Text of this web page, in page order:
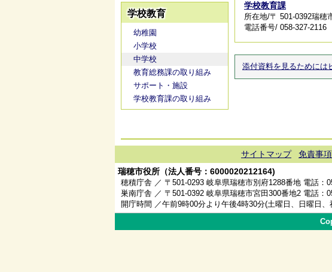
学校教育
幼稚園
小学校
中学校
教育総務課の取り組み
サポート・施設
学校教育課の取り組み
学校教育課
所在地/〒 501-0392瑞穂
電話番号/ 058-327-2116
添付資料を見るためには
サイトマップ 免責事
瑞穂市役所（法人番号：6000020212164)
穂積庁舎 ／ 〒501-0293 岐阜県瑞穂市別府1288番地 電話：
巣南庁舎 ／ 〒501-0392 岐阜県瑞穂市宮田300番地2 電話：
開庁時間 ／午前9時00分より午後4時30分(土曜日、日曜日